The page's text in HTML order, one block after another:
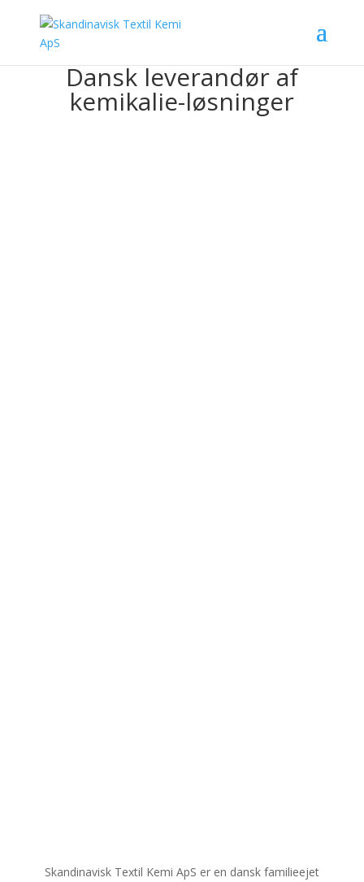
Dansk leverandør af
kemikalie-løsninger
Skandinavisk Textil Kemi ApS er en dansk familieejet